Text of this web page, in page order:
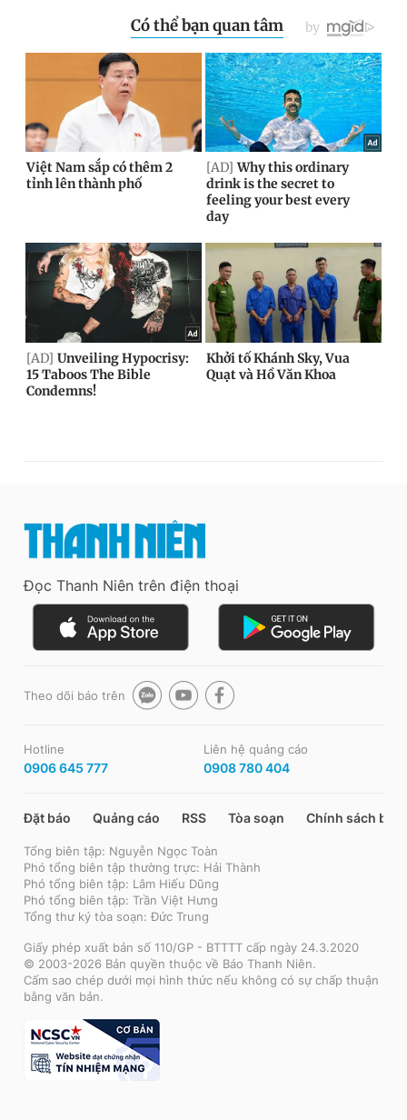
Đọc Thanh Niên trên điện thoại
Theo dõi báo trên
Hotline
0906 645 777
Liên hệ quảng cáo
0908 780 404
Đặt báo Quảng cáo RSS Tòa soạn Chính sách bảo
Tổng biên tập: Nguyễn Ngọc Toàn
Phó tổng biên tập thường trực: Hải Thành
Phó tổng biên tập: Lâm Hiếu Dũng
Phó tổng biên tập: Trần Việt Hưng
Tổng thư ký tòa soạn: Đức Trung
Giấy phép xuất bản số 110/GP - BTTTT cấp ngày 24.3.2020
© 2003-2026 Bản quyền thuộc về Báo Thanh Niên.
Cấm sao chép dưới mọi hình thức nếu không có sự chấp thuận
bằng văn bản.